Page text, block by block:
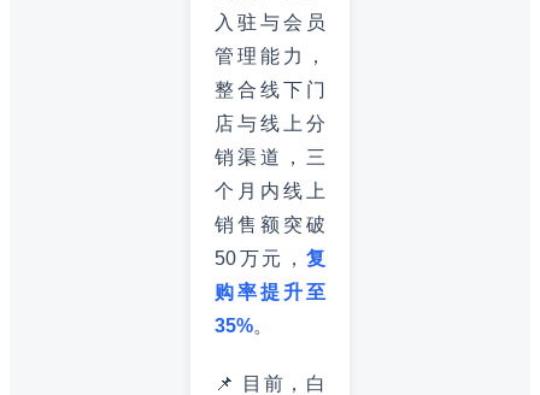
入驻与会员
管理能力，
整合线下门
店与线上分
销渠道，三
个月内线上
销售额突破
50万元， 复
购率提升至
35%。
📌 目前，白